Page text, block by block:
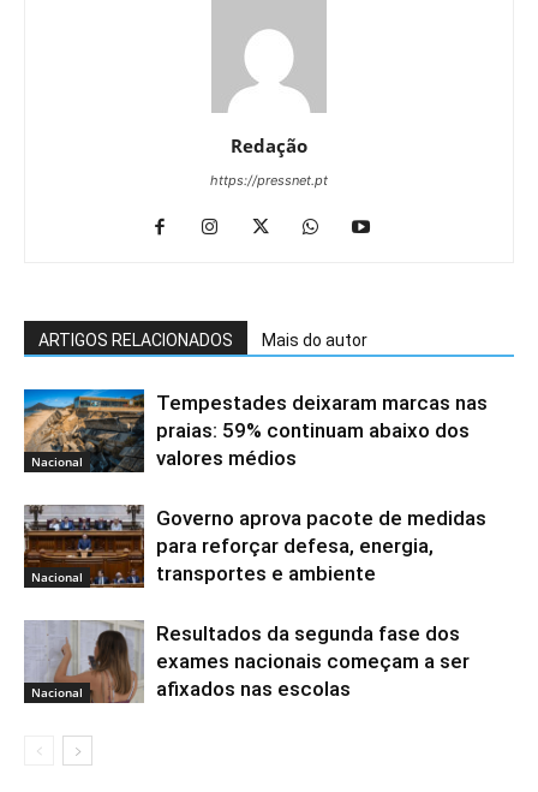
Redação
https://pressnet.pt
ARTIGOS RELACIONADOS Mais do autor
Nacional
Tempestades deixaram marcas nas
praias: 59% continuam abaixo dos
valores médios
Nacional
Governo aprova pacote de medidas
para reforçar defesa, energia,
transportes e ambiente
Nacional
Resultados da segunda fase dos
exames nacionais começam a ser
afixados nas escolas